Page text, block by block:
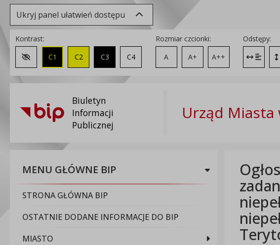
Ukryj panel ułatwień dostępu
Kontrast:
Zmień kontrast na domyślny
C1 C2 C3 C4
Rozmiar czcionki:
A
A+ A++
Odstępy:
Zmień
Biuletyn
Informacji
Publicznej
Urząd Miasta
MENU GŁÓWNE BIP
STRONA GŁÓWNA BIP
OSTATNIE DODANE INFORMACJE DO BIP
MIASTO